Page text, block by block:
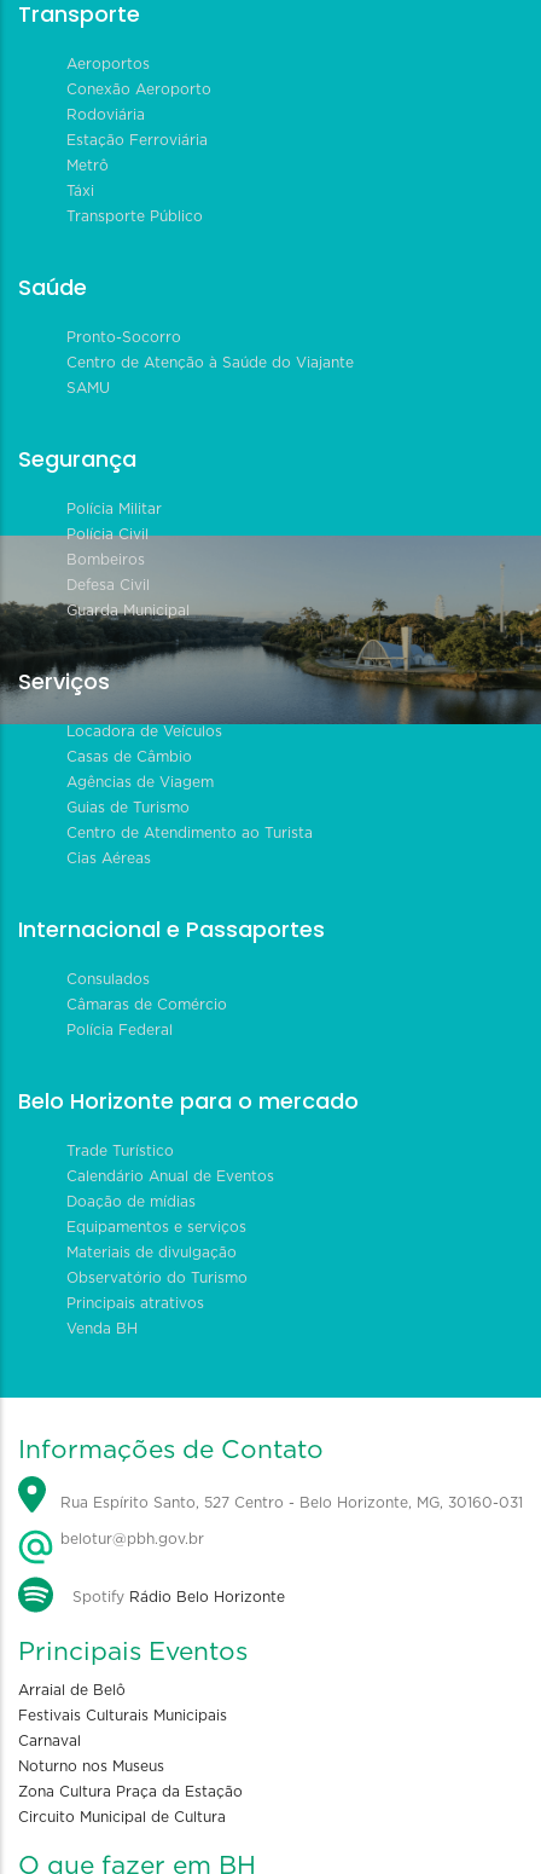
Transporte
Aeroportos
Conexão Aeroporto
Rodoviária
Estação Ferroviária
Metrô
Táxi
Transporte Público
Saúde
Pronto-Socorro
Centro de Atenção à Saúde do Viajante
SAMU
Segurança
Polícia Militar
Polícia Civil
Bombeiros
Defesa Civil
Guarda Municipal
Serviços
Locadora de Veículos
Casas de Câmbio
Agências de Viagem
Guias de Turismo
Centro de Atendimento ao Turista
Cias Aéreas
Internacional e Passaportes
Consulados
Câmaras de Comércio
Polícia Federal
Belo Horizonte para o mercado
Trade Turístico
Calendário Anual de Eventos
Doação de mídias
Equipamentos e serviços
Materiais de divulgação
Observatório do Turismo
Principais atrativos
Venda BH
Informações de Contato
Rua Espírito Santo, 527 Centro - Belo Horizonte, MG, 30160-031
belotur@pbh.gov.br
Spotify Rádio Belo Horizonte
Principais Eventos
Arraial de Belô
Festivais Culturais Municipais
Carnaval
Noturno nos Museus
Zona Cultura Praça da Estação
Circuito Municipal de Cultura
O que fazer em BH